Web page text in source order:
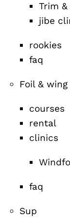
Trim
jibe
rookies
faq
Foil & wing
courses
rental
clinics
faq
Sup